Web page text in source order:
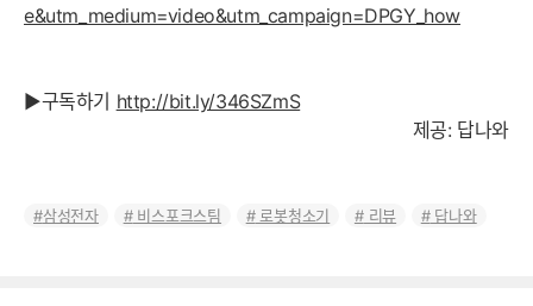
e&utm_medium=video&utm_campaign=DPGY_how
▶구독하기 http://bit.ly/346SZmS
제공: 답나와
삼성전자 비스포크스팀 로봇청소기 리뷰 답나와